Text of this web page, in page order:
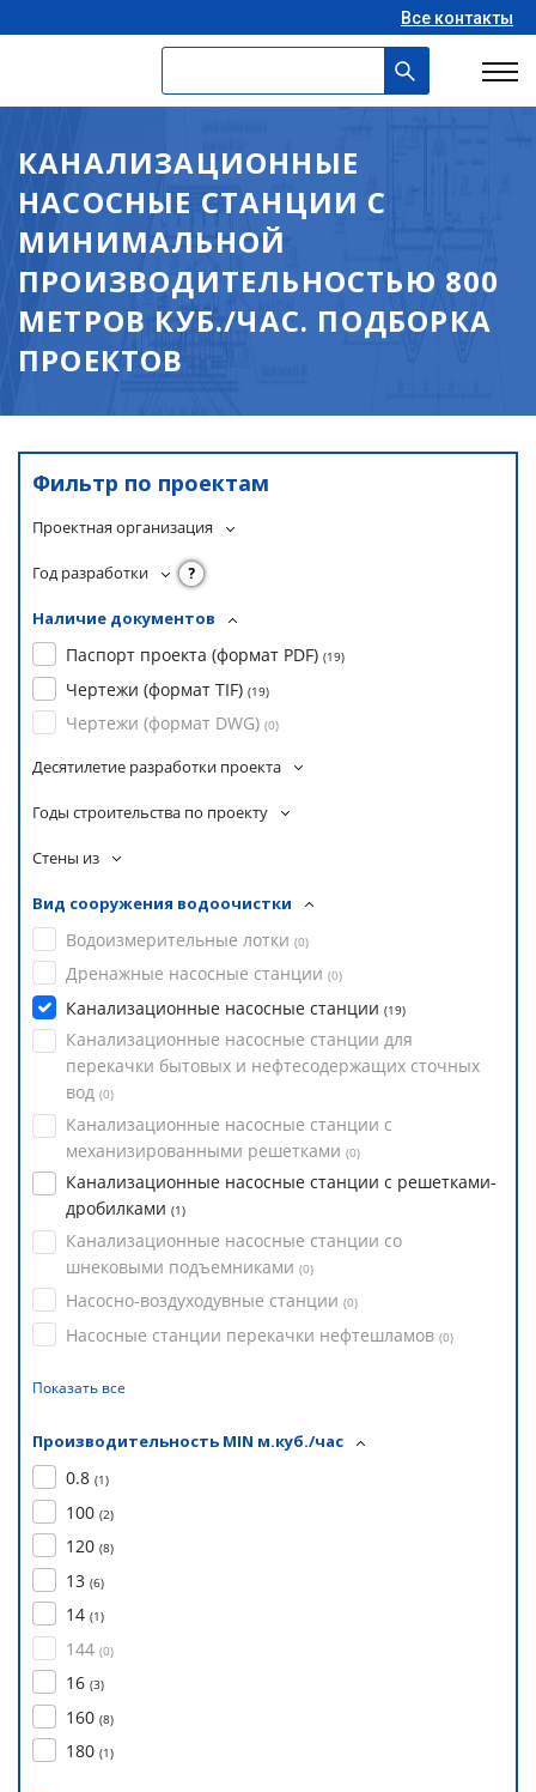
Все контакты
КАНАЛИЗАЦИОННЫЕ
НАСОСНЫЕ СТАНЦИИ С
МИНИМАЛЬНОЙ
ПРОИЗВОДИТЕЛЬНОСТЬЮ 800
МЕТРОВ КУБ./ЧАС. ПОДБОРКА
ПРОЕКТОВ
Фильтр по проектам
Проектная организация
Год разработки ?
Наличие документов
Паспорт проекта (формат PDF) (19)
Чертежи (формат TIF) (19)
Чертежи (формат DWG) (0)
Десятилетие разработки проекта
Годы строительства по проекту
Стены из
Вид сооружения водоочистки
Водоизмерительные лотки (0)
Дренажные насосные станции (0)
Канализационные насосные станции (19)
Канализационные насосные станции для
перекачки бытовых и нефтесодержащих сточных
вод (0)
Канализационные насосные станции с
механизированными решетками (0)
Канализационные насосные станции с решетками-
дробилками (1)
Канализационные насосные станции со
шнековыми подъемниками (0)
Насосно-воздуходувные станции (0)
Насосные станции перекачки нефтешламов (0)
Показать все
Производительность MIN м.куб./час
0.8 (1)
100 (2)
120 (8)
13 (6)
14 (1)
144 (0)
16 (3)
160 (8)
180 (1)